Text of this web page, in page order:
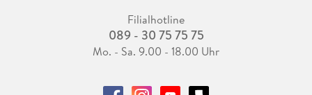
Filialhotline
089 - 30 75 75 75
Mo. - Sa. 9.00 - 18.00 Uhr